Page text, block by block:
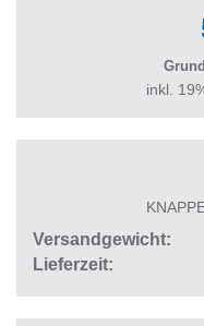
inkl.
Versandgewicht
Lieferzeit